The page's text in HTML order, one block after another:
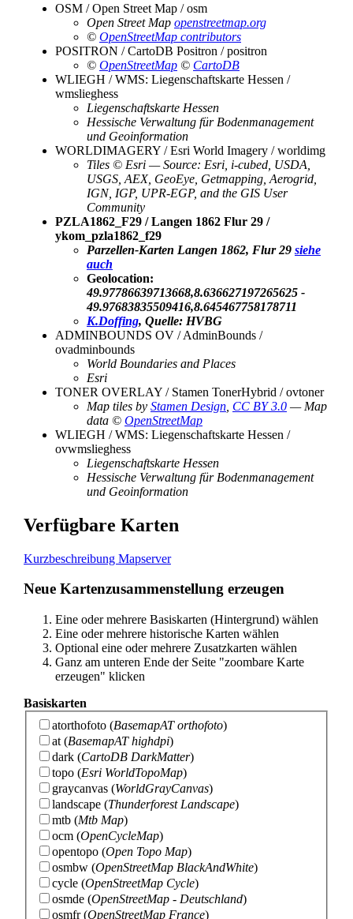
OSM / Open Street Map / osm
Open Street Map openstreetmap.org
© OpenStreetMap contributors
POSITRON / CartoDB Positron / positron
© OpenStreetMap © CartoDB
WLIEGH / WMS: Liegenschaftskarte Hessen /
wmslieghess
Liegenschaftskarte Hessen
Hessische Verwaltung für Bodenmanagement
und Geoinformation
WORLDIMAGERY / Esri World Imagery / worldimg
Tiles © Esri — Source: Esri, i-cubed, USDA,
USGS, AEX, GeoEye, Getmapping, Aerogrid,
IGN, IGP, UPR-EGP, and the GIS User
Community
PZLA1862_F29 / Langen 1862 Flur 29 /
ykom_pzla1862_f29
Parzellen-Karten Langen 1862, Flur 29 siehe
auch
Geolocation:
49.97786639713668,8.636627197265625 -
49.97683835509416,8.645467758178711
K.Doffing, Quelle: HVBG
ADMINBOUNDS OV / AdminBounds /
ovadminbounds
World Boundaries and Places
Esri
TONER OVERLAY / Stamen TonerHybrid / ovtoner
Map tiles by Stamen Design CC BY 3.0 — Map
data © OpenStreetMap
WLIEGH / WMS: Liegenschaftskarte Hessen /
ovwmslieghess
Liegenschaftskarte Hessen
Hessische Verwaltung für Bodenmanagement
und Geoinformation
Verfügbare Karten
Kurzbeschreibung Mapserver
Neue Kartenzusammenstellung erzeugen
Eine oder mehrere Basiskarten (Hintergrund) wählen
Eine oder mehrere historische Karten wählen
Optional eine oder mehrere Zusatzkarten wählen
Ganz am unteren Ende der Seite "zoombare Karte
erzeugen" klicken
Basiskarten
atorthofoto (BasemapAT orthofoto)
at (BasemapAT highdpi)
dark (CartoDB DarkMatter)
topo (Esri WorldTopoMap)
graycanvas (WorldGrayCanvas)
landscape (Thunderforest Landscape)
mtb (Mtb Map)
ocm (OpenCycleMap)
opentopo (Open Topo Map)
osmbw (OpenStreetMap BlackAndWhite)
cycle (OpenStreetMap Cycle)
osmde (OpenStreetMap - Deutschland)
osmfr(OpenStreetMap France)